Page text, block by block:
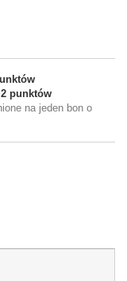
2 punktów
na jeden bon o